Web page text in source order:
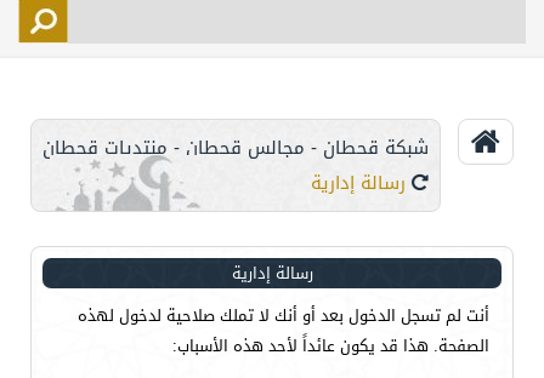
التحكم
شبكة قحطان - مجالس قحطان - منتديات قحطان
رسالة إدارية
رسالة إدارية
أنت لم تسجل الدخول بعد أو أنك لا تملك صلاحية لدخول لهذه
الصفحة. هذا قد يكون عائداً لأحد هذه الأسباب: